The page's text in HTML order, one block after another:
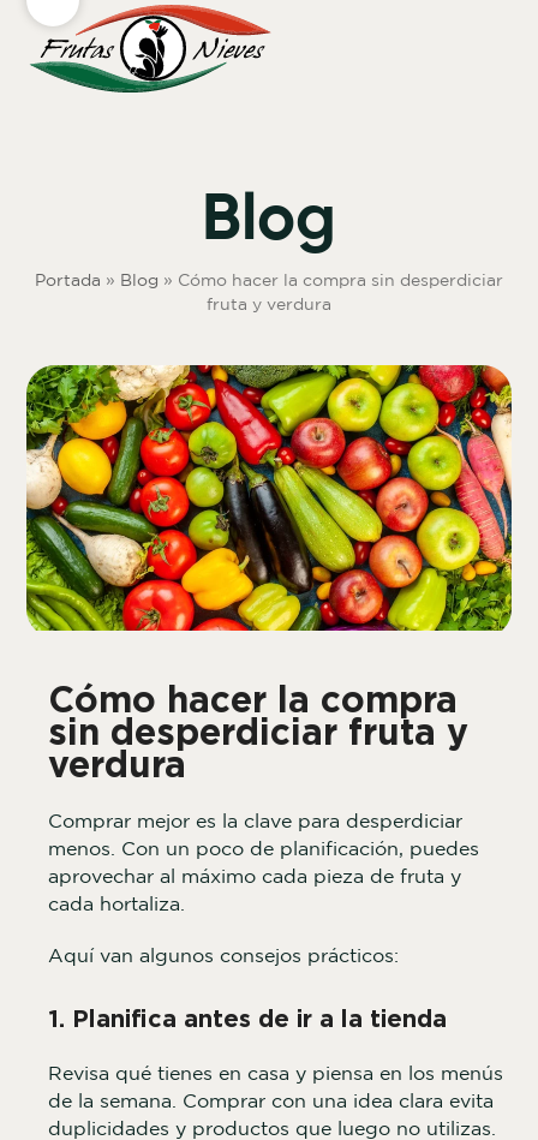
Skip
content
Open
mobile
menu
Close
mobile
menu
Blog
Portada » Blog » Cómo hacer la compra sin desperdiciar
fruta y verdura
Cómo hacer la compra
sin desperdiciar fruta y
verdura
Comprar mejor es la clave para desperdiciar
menos. Con un poco de planificación, puedes
aprovechar al máximo cada pieza de fruta y
cada hortaliza.
Aquí van algunos consejos prácticos:
1. Planifica antes de ir a la tienda
Revisa qué tienes en casa y piensa en los menús
de la semana. Comprar con una idea clara evita
duplicidades y productos que luego no utilizas.